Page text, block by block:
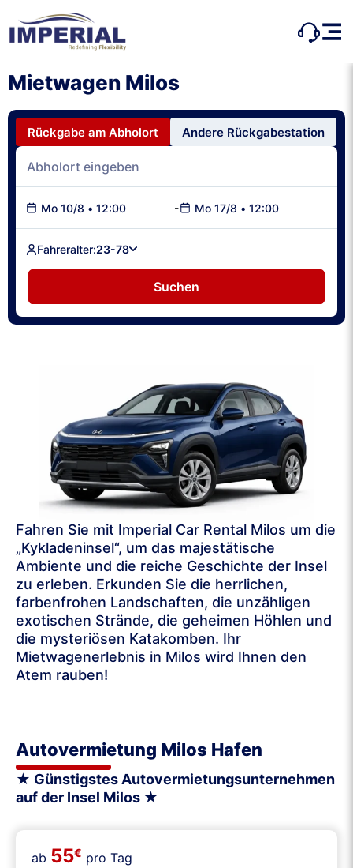
Mietwagen Milos
Rückgabe am Abholort Andere Rückgabestation
Mo 10/8 • 12:00 - Mo 17/8 • 12:00
Fahreralter:23-78
Suchen
Fahren Sie mit Imperial Car Rental Milos um die
„Kykladeninsel“, um das majestätische
Ambiente und die reiche Geschichte der Insel
zu erleben. Erkunden Sie die herrlichen,
farbenfrohen Landschaften, die unzähligen
exotischen Strände, die geheimen Höhlen und
die mysteriösen Katakomben. Ihr
Mietwagenerlebnis in Milos wird Ihnen den
Atem rauben!
Autovermietung Milos Hafen
★ Günstigstes Autovermietungsunternehmen
auf der Insel Milos ★
ab 55€ pro Tag